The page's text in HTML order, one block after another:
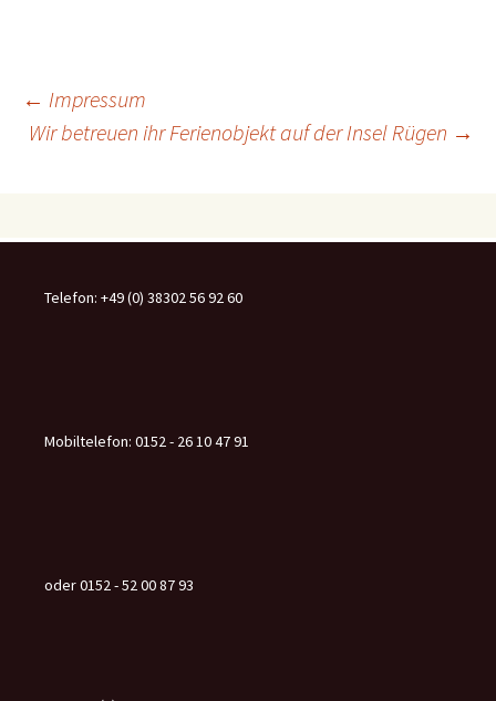
Beitragsnavigation
← Impressum
Wir betreuen ihr Ferienobjekt auf der Insel Rügen →
Telefon: +49 (0) 38302 56 92 60
Mobiltelefon: 0152 - 26 10 47 91
oder 0152 - 52 00 87 93